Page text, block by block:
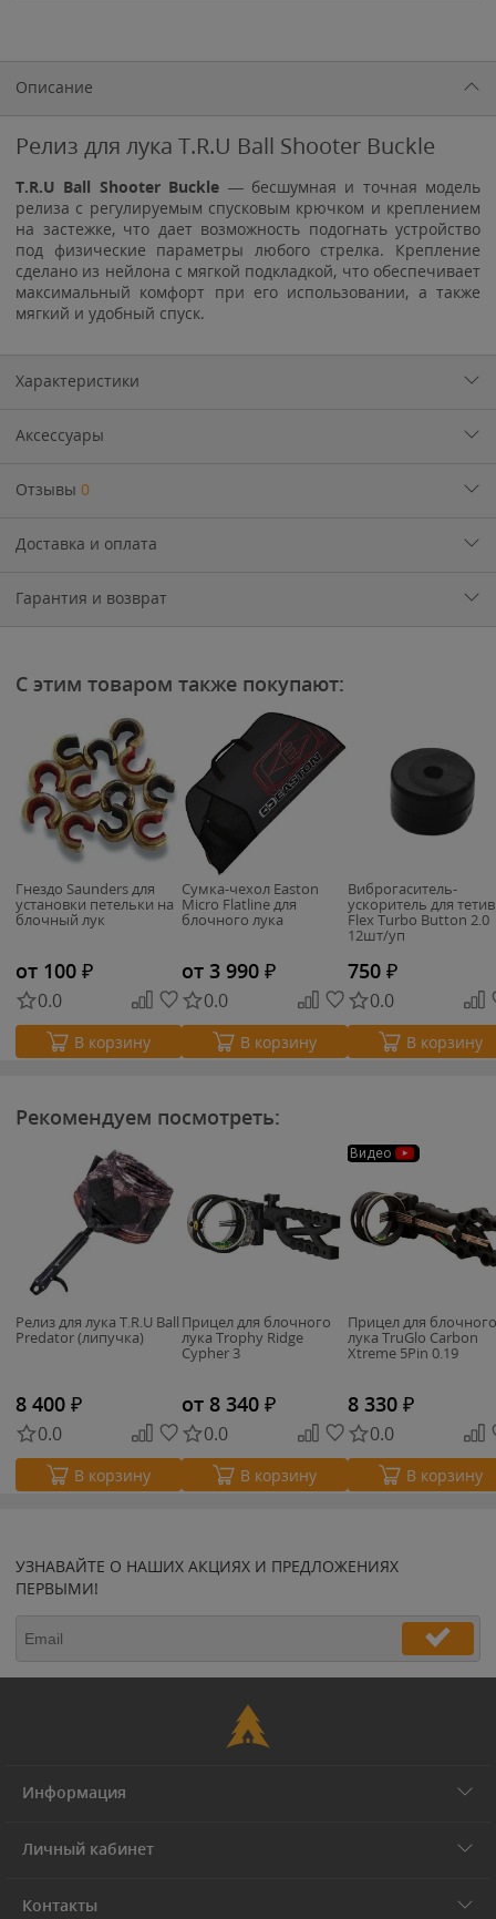
Описание
Релиз для лука T.R.U Ball Shooter Buckle
T.R.U Ball Shooter Buckle — бесшумная и точная модель
релиза с регулируемым спусковым крючком и креплением
на застежке, что дает возможность подогнать устройство
под физические параметры любого стрелка. Крепление
сделано из нейлона с мягкой подкладкой, что обеспечивает
максимальный комфорт при его использовании, а также
мягкий и удобный спуск.
Характеристики
Аксессуары
Отзывы 0
Доставка и оплата
Гарантия и возврат
С этим товаром также покупают:
Гнездо Saunders для
установки петельки на
блочный лук
от 100 ₽
0.0
В корзину
Сумка-чехол Easton
Micro Flatline для
блочного лука
от 3 990 ₽
0.0
В корзину
Виброгаситель-
ускоритель для
Flex Turbo Button 2.0
12шт/уп
750 ₽
0.0
В корзину
Рекомендуем посмотреть:
Релиз для лука T.R.U Ball
Predator (липучка)
8 400 ₽
0.0
В корзину
Прицел для блочного
лука Trophy Ridge
Cypher 3
от 8 340 ₽
0.0
В корзину
Видео
Прицел для блочного
лука TruGlo Carbon
Xtreme 5Pin 0.19
8 330 ₽
0.0
В корзину
УЗНАВАЙТЕ О НАШИХ АКЦИЯХ И ПРЕДЛОЖЕНИЯХ
ПЕРВЫМИ!
Информация
Личный кабинет
Контакты